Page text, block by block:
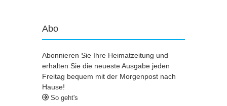
Abo
Abonnieren Sie Ihre Heimatzeitung und
erhalten Sie die neueste Ausgabe jeden
Freitag bequem mit der Morgenpost nach
Hause!
So geht's